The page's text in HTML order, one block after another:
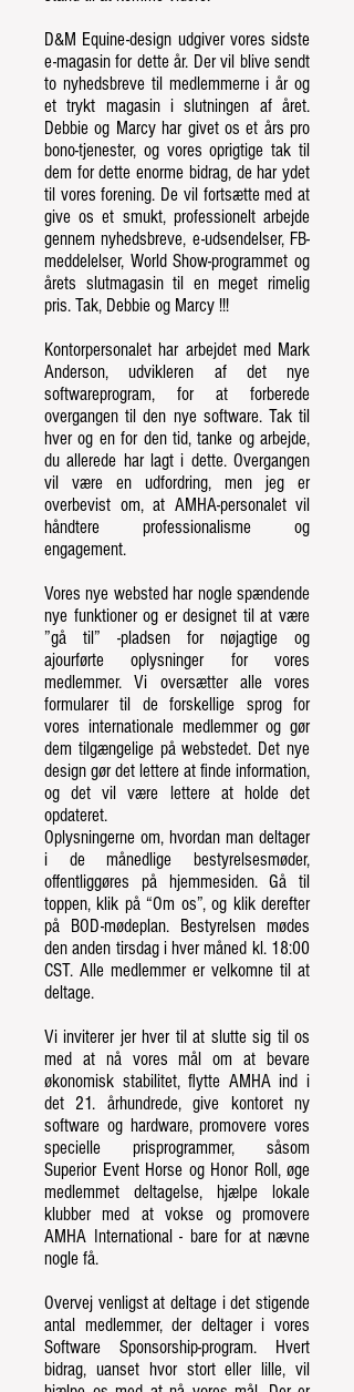
D&M Equine-design udgiver vores sidste
e-magasin for dette år. Der vil blive sendt
to nyhedsbreve til medlemmerne i år og
et trykt magasin i slutningen af året.
Debbie og Marcy har givet os et års pro
bono-tjenester, og vores oprigtige tak til
dem for dette enorme bidrag, de har ydet
til vores forening. De vil fortsætte med at
give os et smukt, professionelt arbejde
gennem nyhedsbreve, e-udsendelser, FB-
meddelelser, World Show-programmet og
årets slutmagasin til en meget rimelig
pris. Tak, Debbie og Marcy !!!
Kontorpersonalet har arbejdet med Mark
Anderson, udvikleren af det nye
softwareprogram, for at forberede
overgangen til den nye software. Tak til
hver og en for den tid, tanke og arbejde,
du allerede har lagt i dette. Overgangen
vil være en udfordring, men jeg er
overbevist om, at AMHA-personalet vil
håndtere professionalisme og
engagement.
Vores nye websted har nogle spændende
nye funktioner og er designet til at være
”gå til” -pladsen for nøjagtige og
ajourførte oplysninger for vores
medlemmer. Vi oversætter alle vores
formularer til de forskellige sprog for
vores internationale medlemmer og gør
dem tilgængelige på webstedet. Det nye
design gør det lettere at finde information,
og det vil være lettere at holde det
opdateret.
Oplysningerne om, hvordan man deltager
i de månedlige bestyrelsesmøder,
offentliggøres på hjemmesiden. Gå til
toppen, klik på “Om os”, og klik derefter
på BOD-mødeplan. Bestyrelsen mødes
den anden tirsdag i hver måned kl. 18:00
CST. Alle medlemmer er velkomne til at
deltage.
Vi inviterer jer hver til at slutte sig til os
med at nå vores mål om at bevare
økonomisk stabilitet, flytte AMHA ind i
det 21. århundrede, give kontoret ny
software og hardware, promovere vores
specielle prisprogrammer, såsom
Superior Event Horse og Honor Roll, øge
medlemmet deltagelse, hjælpe lokale
klubber med at vokse og promovere
AMHA International - bare for at nævne
nogle få.
Overvej venligst at deltage i det stigende
antal medlemmer, der deltager i vores
Software Sponsorship-program. Hvert
bidrag, uanset hvor stort eller lille, vil